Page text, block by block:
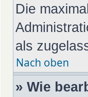
Die
als
Nach oben
» Wie